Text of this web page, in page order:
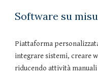
Software su
Piattaforma
integrare sistemi, creare
riducendo attività